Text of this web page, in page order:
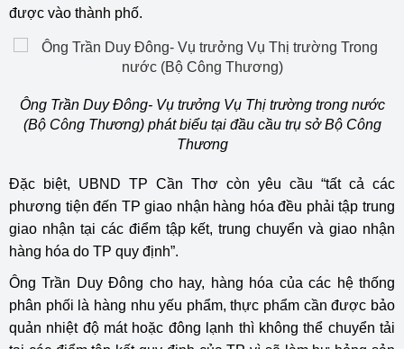
được vào thành phố.
Ông Trần Duy Đông- Vụ trưởng Vụ Thị trường trong nước
(Bộ Công Thương) phát biểu tại đầu cầu trụ sở Bộ Công
Thương
Đặc biệt, UBND TP Cần Thơ còn yêu cầu “tất cả các
phương tiện đến TP giao nhận hàng hóa đều phải tập trung
giao nhận tại các điểm tập kết, trung chuyển và giao nhận
hàng hóa do TP quy định”.
Ông Trần Duy Đông cho hay, hàng hóa của các hệ thống
phân phối là hàng nhu yếu phẩm, thực phẩm cần được bảo
quản nhiệt độ mát hoặc đông lạnh thì không thể chuyển tải